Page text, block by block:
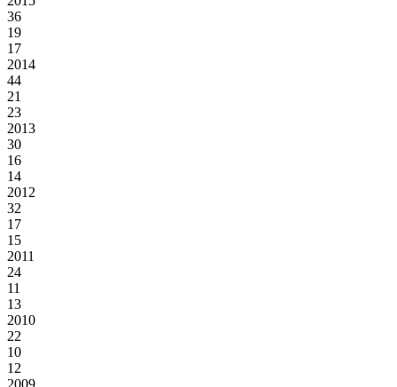
36
19
17
2014
44
21
23
2013
30
16
14
2012
32
17
15
2011
24
11
13
2010
22
10
12
2009